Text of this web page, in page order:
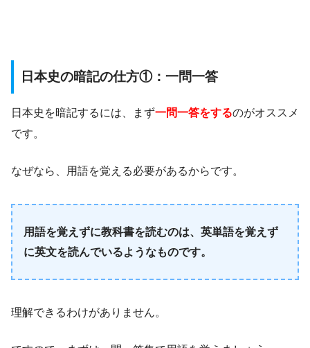
日本史の暗記の仕方①：一問一答
日本史を暗記するには、まず一問一答をするのがオススメ
です。
なぜなら、用語を覚える必要があるからです。
用語を覚えずに教科書を読むのは、英単語を覚えず
に英文を読んでいるようなものです。
理解できるわけがありません。